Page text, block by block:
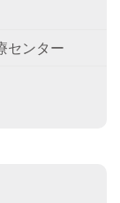
センター